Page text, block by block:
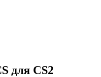
для CS2